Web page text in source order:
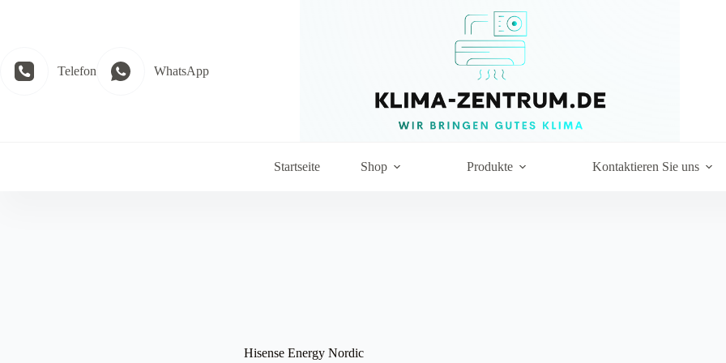
Telefon WhatsApp
Startseite Shop Produkte Kontaktieren Sie uns
Hisense Energy Nordic